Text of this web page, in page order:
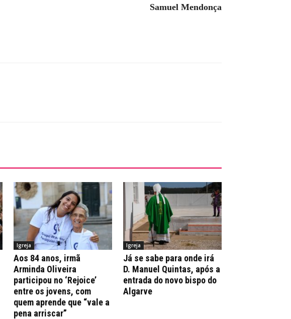
Samuel Mendonça
Igreja
Aos 84 anos, irmã
Arminda Oliveira
participou no ‘Rejoice’
entre os jovens, com
quem aprende que “vale a
pena arriscar”
Igreja
Já se sabe para onde irá
D. Manuel Quintas, após a
entrada do novo bispo do
Algarve